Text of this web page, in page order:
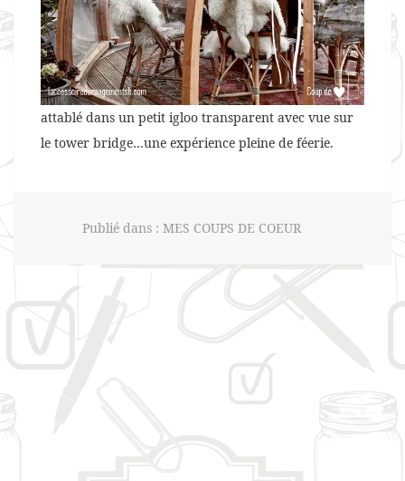
attablé dans un petit igloo transparent avec vue sur
le tower bridge…une expérience pleine de féerie.
Publié dans : MES COUPS DE COEUR